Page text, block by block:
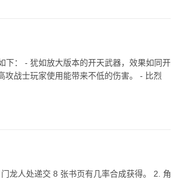
下： - 犹如放大版本的开天武器，效果如同开
攻战士玩家使用能带来不低的伤害。 - 比烈
龙人处递交 8 张书页有几率合成获得。 2. 角